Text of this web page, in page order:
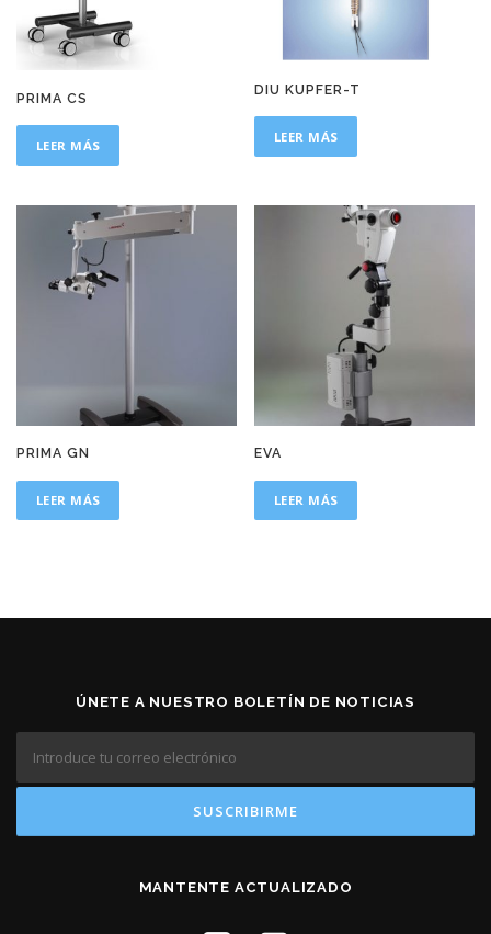
PRIMA CS
LEER MÁS
DIU KUPFER-T
LEER MÁS
PRIMA GN
LEER MÁS
EVA
LEER MÁS
ÚNETE A NUESTRO BOLETÍN DE NOTICIAS
MANTENTE ACTUALIZADO